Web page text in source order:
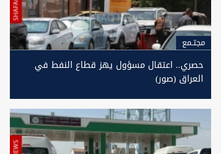
مجتـمع
حصري.. اعتقال مسؤول يهز قطاع النفط في
العراق (صور)